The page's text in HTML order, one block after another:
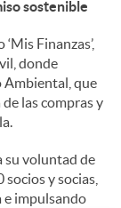
sostenible
Finanzas’,
donde
Ambiental, que
las compras y
su voluntad de
y socias,
e impulsando